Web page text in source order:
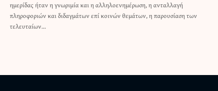
ημερίδας ήταν η γνωριμία και η αλληλοενημέρωση, η ανταλλαγή
πληροφοριών και διδαγμάτων επί κοινών θεμάτων, η παρουσίαση των
τελευταίων…